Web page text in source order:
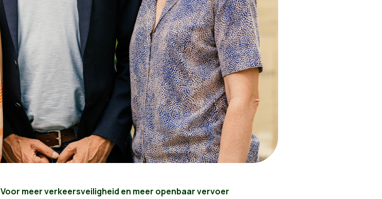
Voor meer verkeersveiligheid en meer openbaar vervoer